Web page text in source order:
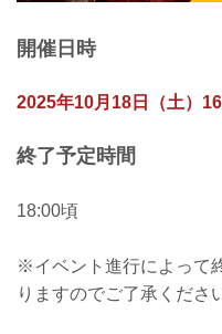
開催日時
2025年10月18日（土）
終了予定時間
18:00頃
※イベント進行によって
りますのでご了承くださ